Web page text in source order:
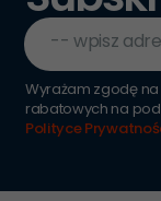
-- wpisz
Wyrażam zgodę
rabatowych na
Polityce